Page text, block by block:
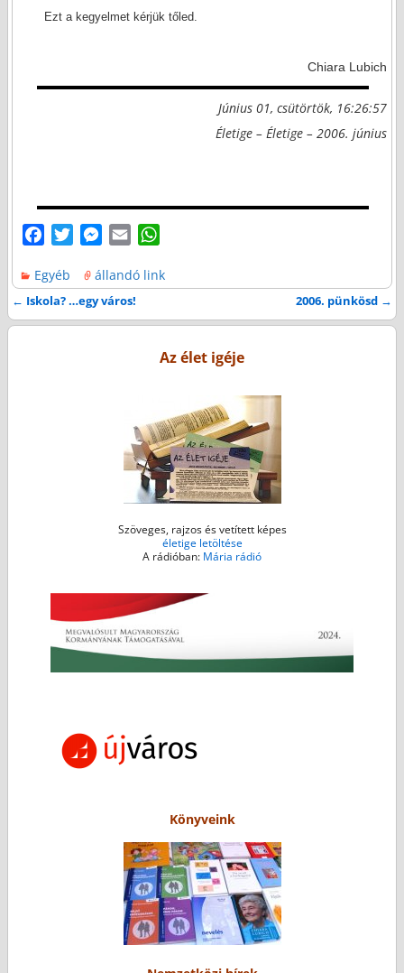
Ezt a kegyelmet kérjük tőled.
Chiara Lubich
Június 01, csütörtök, 16:26:57
Életige – Életige – 2006. június
c
e
b
t
t
M
s
s
e
a
i
l
a
s
p
Egyéb állandó link
Bejegyzés navigáció
← Iskola? …egy város! 2006. pünkösd →
Az élet igéje
Szöveges, rajzos és vetített képes
életige letöltése
A rádióban: Mária rádió
Könyveink